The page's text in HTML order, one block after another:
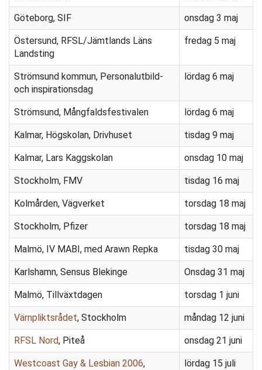
Göteborg, SIF onsdag 3 maj
Östersund, RFSL/Jämtlands Läns
Landsting
fredag 5 maj
Strömsund kommun, Personalutbild-
och inspirationsdag
lördag 6 maj
Strömsund, Mångfaldsfestivalen lördag 6 maj
Kalmar, Högskolan, Drivhuset tisdag 9 maj
Kalmar, Lars Kaggskolan onsdag 10 maj
Stockholm, FMV tisdag 16 maj
Kolmården, Vägverket torsdag 18 maj
Stockholm, Pfizer torsdag 18 maj
Malmö, IV MABI, med Arawn Repka tisdag 30 maj
Karlshamn, Sensus Blekinge Onsdag 31 maj
Malmö, Tillväxtdagen torsdag 1 juni
Värnpliktsrådet, Stockholm måndag 12 juni
RFSL Nord, Piteå onsdag 21 juni
Westcoast Gay & Lesbian 2006,
lördag 15 juli